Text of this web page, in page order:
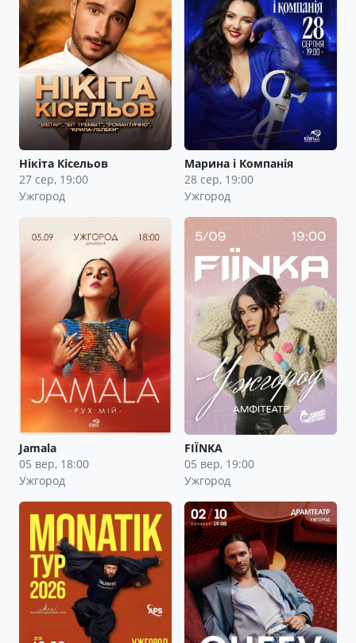
Нікіта Кісельов
27 сер, 19:00
Ужгород
Марина і Компанія
28 сер, 19:00
Ужгород
Jamala
05 вер, 18:00
Ужгород
FIЇNKA
05 вер, 19:00
Ужгород